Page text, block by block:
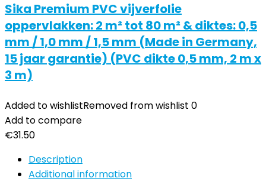
Sika Premium PVC vijverfolie
oppervlakken: 2 m² tot 80 m² & diktes: 0,5
mm / 1,0 mm / 1,5 mm (Made in Germany,
15 jaar garantie) (PVC dikte 0,5 mm, 2 m x
3 m)
Added to wishlistRemoved from wishlist 0
Add to compare
€31.50
Description
Additional information